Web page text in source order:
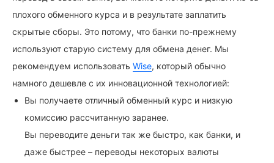
плохого обменного курса и в результате заплатить
скрытые сборы. Это потому, что банки по-прежнему
используют старую систему для обмена денег. Мы
рекомендуем использовать Wise, который обычно
намного дешевле с их инновационной технологией:
Вы получаете отличный обменный курс и низкую
комиссию рассчитанную заранее.
Вы переводите деньги так же быстро, как банки, и
даже быстрее – переводы некоторых валюты